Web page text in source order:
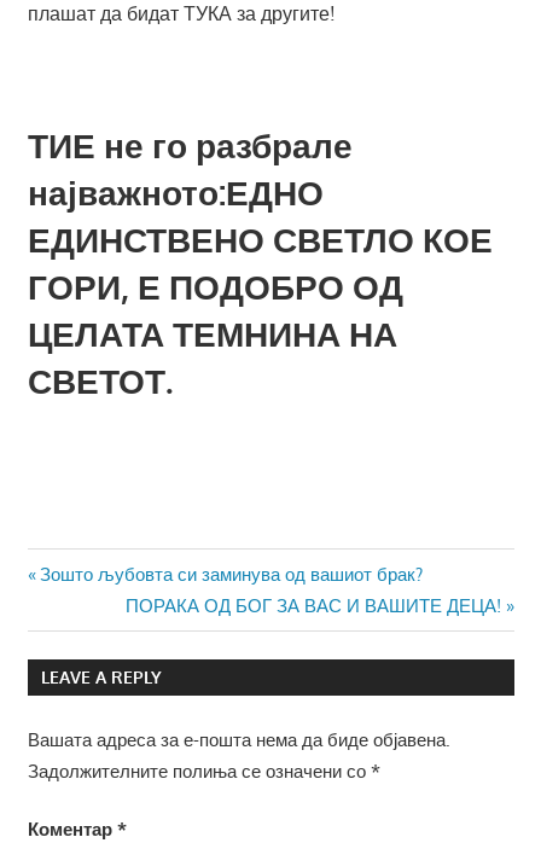
плашат да бидат ТУКА за другите!
ТИЕ не го разбрале
најважното:ЕДНО
ЕДИНСТВЕНО СВЕТЛО КОЕ
ГОРИ, Е ПОДОБРО ОД
ЦЕЛАТА ТЕМНИНА НА
СВЕТОТ.
Навигација
на
напис
Previous
Зошто љубовта си заминува од вашиот брак?
Next
Post:
ПОРАКА ОД БОГ ЗА ВАС И ВАШИТЕ ДЕЦА!
LEAVE A REPLY
Вашата адреса за е-пошта нема да биде објавена.
Задолжителните полиња се означени со *
Коментар *